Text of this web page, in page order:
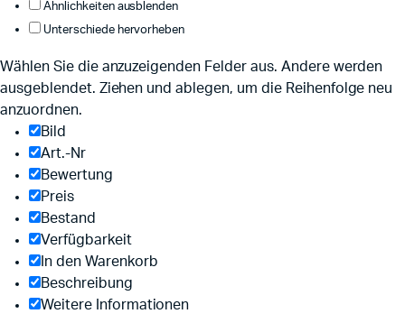
Ähnlichkeiten ausblenden
Unterschiede hervorheben
Wählen Sie die anzuzeigenden Felder aus. Andere werden
ausgeblendet. Ziehen und ablegen, um die Reihenfolge neu
anzuordnen.
Bild
Art.-Nr
Bewertung
Preis
Bestand
Verfügbarkeit
In den Warenkorb
Beschreibung
Weitere Informationen